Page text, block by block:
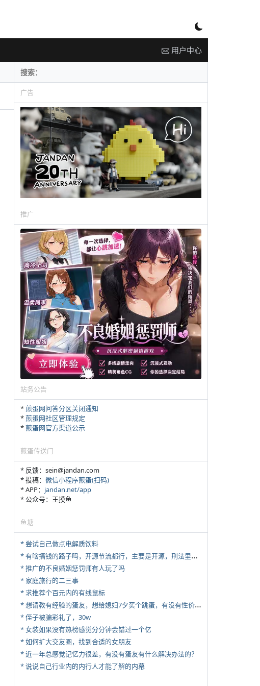
用户中心
广告
推广
站务公告
*煎蛋网问答分区关闭通知
*煎蛋网社区管理规定
*煎蛋网官方渠道公示
煎蛋传送门
* 反馈：sein@jandan.com
* 投稿： 微信小程序煎蛋(扫码)
* APP： jandan.net/app
* 公众号：王摸鱼
鱼塘
* 尝试自己做点电解质饮料
*
有啥搞钱的路子吗，开源节流都行，主要是开源，刑法里的咱不做
* 推广的不良婚姻惩罚师有人玩了吗
* 家庭旅行的二三事
* 求推荐个百元内的有线鼠标
*
想请教有经验的蛋友，想给媳妇7夕买个跳蛋，有没有性价比高的推荐
* 侄子被骗彩礼了，30w
* 女装如果没有热榜感觉分分钟会错过一个亿
* 如何扩大交友圈，找到合适的女朋友
* 近一年总感觉记忆力很差，有没有蛋友有什么解决办法的？
* 说说自己行业内的内行人才能了解的内幕